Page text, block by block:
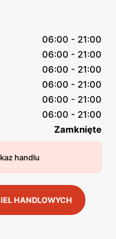
06:00 - 21:00
06:00 - 21:00
06:00 - 21:00
06:00 - 21:00
06:00 - 21:00
06:00 - 21:00
Zamknięte
handlu
HANDLOWYCH